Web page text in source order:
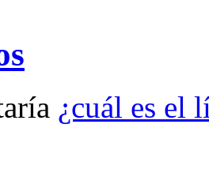
¿cuál es el